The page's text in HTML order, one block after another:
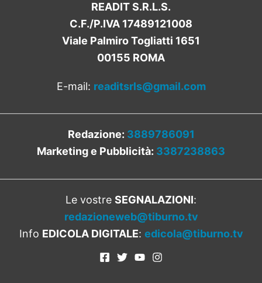
READIT S.R.L.S.
C.F./P.IVA 17489121008
Viale Palmiro Togliatti 1651
00155 ROMA
E-mail: readitsrls@gmail.com
Redazione: 3889786091
Marketing e Pubblicità: 3387238863
Le vostre SEGNALAZIONI:
redazioneweb@tiburno.tv
Info EDICOLA DIGITALE: edicola@tiburno.tv